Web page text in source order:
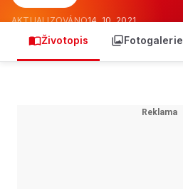
AKTUALIZOVÁNO14. 10. 2021
Životopis Fotogalerie